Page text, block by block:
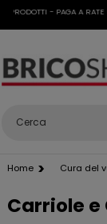
- PAGA A RATE
Home Cura del
Carriole e